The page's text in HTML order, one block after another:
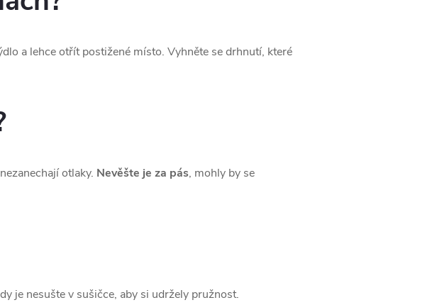
a lehce otřít postižené místo. Vyhněte se drhnutí, které
otlaky. Nevěšte je za pás, mohly by se
je nesušte v sušičce, aby si udržely pružnost.